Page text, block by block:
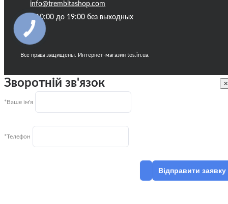
info@trembitashop.com
с 10:00 до 19:00 без выходных
Все права защищены. Интернет-магазин tos.in.ua.
Зворотній зв'язок ×
*Ваше ім'я
*Телефон
Відправити заявку